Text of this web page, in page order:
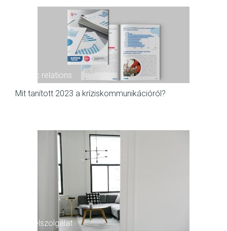
public relations
Mit tanított 2023 a kríziskommunikációról?
ügyfélszolgálat